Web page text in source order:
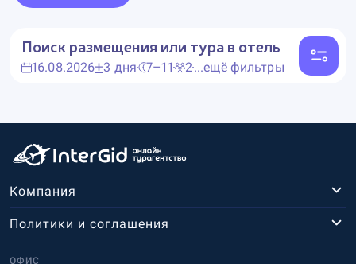
Поиск размещения или тура в отель
16.08.2026 3 дня 7–11 2...ещё фильтры
Компания
ОФИС
Политики и соглашения